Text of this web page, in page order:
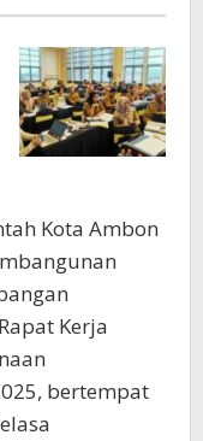
Kota Ambon
Kerja
bertempat